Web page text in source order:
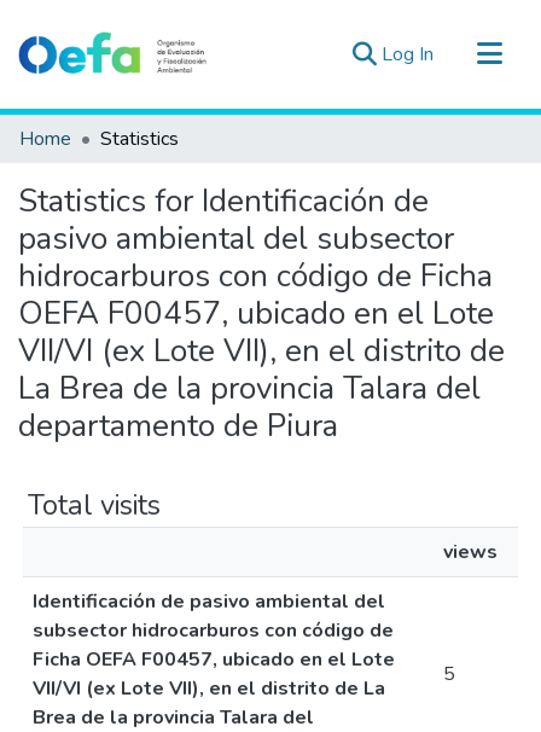
Log In (current)
Communities & Collections
Estad. Externas
Guias ▾
Home Statistics
Statistics for Identificación de
pasivo ambiental del subsector
hidrocarburos con código de Ficha
OEFA F00457, ubicado en el Lote
VII/VI (ex Lote VII), en el distrito de
La Brea de la provincia Talara del
departamento de Piura
Total visits
views
Identificación de pasivo ambiental del
subsector hidrocarburos con código de
Ficha OEFA F00457, ubicado en el Lote
VII/VI (ex Lote VII), en el distrito de La
Brea de la provincia Talara del
5